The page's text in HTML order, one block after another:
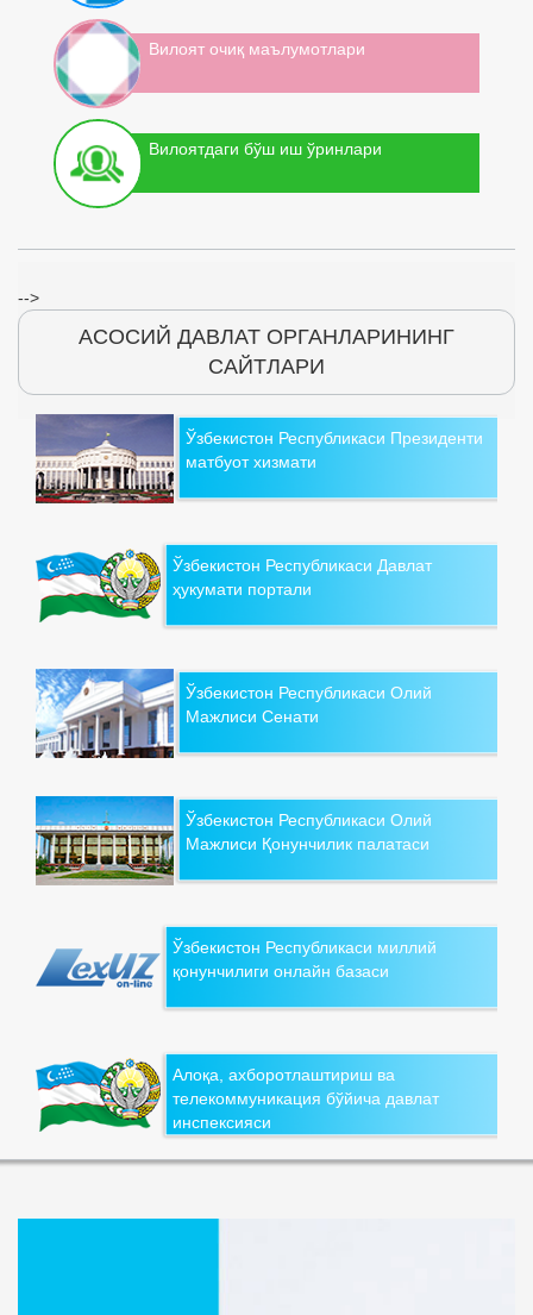
Вилоят очиқ маълумотлари
Вилоятдаги бўш иш ўринлари
-->
АСОСИЙ ДАВЛАТ ОРГАНЛАРИНИНГ
САЙТЛАРИ
Ўзбекистон Республикаси Президенти
матбуот хизмати
Ўзбекистон Республикаси Давлат
ҳукумати портали
Ўзбекистон Республикаси Олий
Мажлиси Сенати
Ўзбекистон Республикаси Олий
Мажлиси Қонунчилик палатаси
Ўзбекистон Республикаси миллий
қонунчилиги онлайн базаси
Алоқа, ахборотлаштириш ва
телекоммуникация бўйича давлат
инспексияси